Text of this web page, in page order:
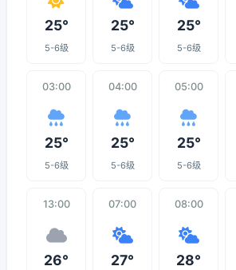
25°
5-6级
25°
5-6级
25°
5-6级
03:00
25°
5-6级
04:00
25°
5-6级
05:00
25°
5-6级
13:00
26°
07:00
27°
08:00
28°